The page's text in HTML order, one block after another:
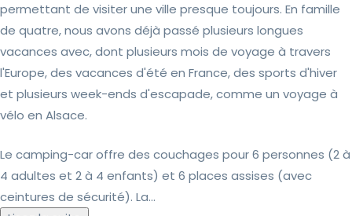
permettant de visiter une ville presque toujours. En famille
de quatre, nous avons déjà passé plusieurs longues
vacances avec, dont plusieurs mois de voyage à travers
l'Europe, des vacances d'été en France, des sports d'hiver
et plusieurs week-ends d'escapade, comme un voyage à
vélo en Alsace.
Le camping-car offre des couchages pour 6 personnes (2 à
4 adultes et 2 à 4 enfants) et 6 places assises (avec
ceintures de sécurité). La...